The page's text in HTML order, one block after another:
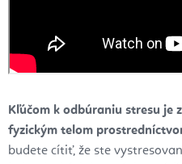
Kľúčom k odbúraniu stresu je
fyzickým telom
budete cítiť, že ste